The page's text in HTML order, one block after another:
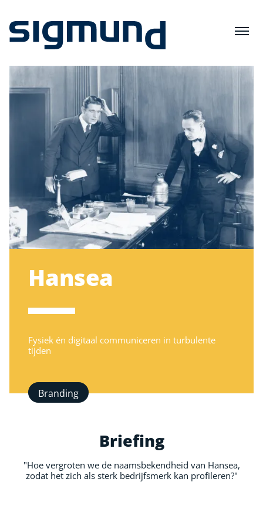
Hansea
Fysiek én digitaal communiceren in turbulente
tijden
Branding
Briefing
"Hoe vergroten we de naamsbekendheid van Hansea,
zodat het zich als sterk bedrijfsmerk kan profileren?"